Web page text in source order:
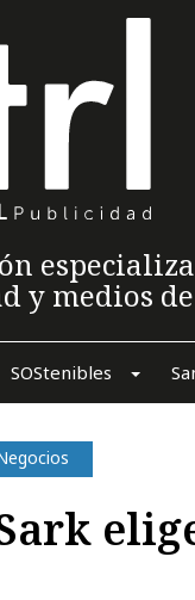
y medios
SOStenibles